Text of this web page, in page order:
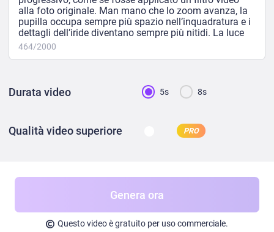
464/2000
Durata video 5s 8s
Qualità video superiore PRO
Genera ora
Questo video è gratuito per uso commerciale.